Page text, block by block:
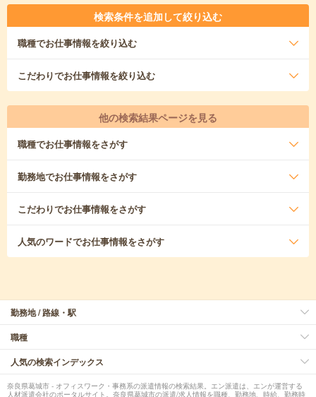
検索条件を追加して絞り込む
職種でお仕事情報を絞り込む
こだわりでお仕事情報を絞り込む
他の検索結果ページを見る
職種でお仕事情報をさがす
勤務地でお仕事情報をさがす
こだわりでお仕事情報をさがす
人気のワードでお仕事情報をさがす
勤務地 / 路線・駅
職種
人気の検索インデックス
奈良県葛城市 - オフィスワーク・事務系の派遣情報の検索結果。エン派遣は、エンが運営する
人材派遣会社のポータルサイト。奈良県葛城市の派遣/求人情報を職種、勤務地、時給、勤務時